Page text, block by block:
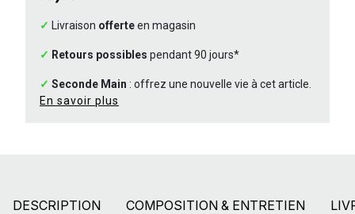
✓ Livraison offerteen magasin
✓ Retours possibles pendant 90 jours*
✓ Seconde Main : offrez une nouvelle vie à cet article.
En savoir plus
DESCRIPTION COMPOSITION & ENTRETIEN